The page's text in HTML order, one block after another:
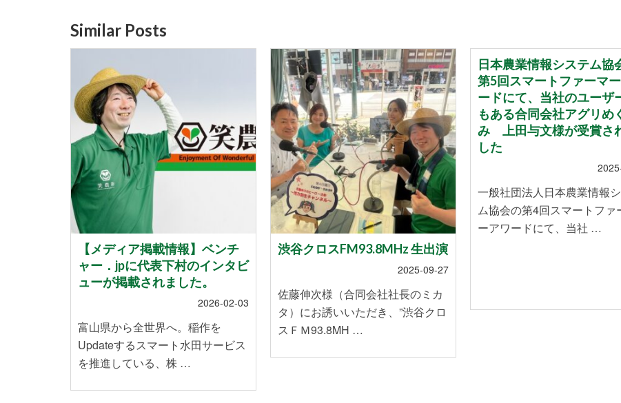
Similar Posts
【メディア掲載情報】ベンチ
ャー．jpに代表下村のインタビ
ューが掲載されました。
2026-02-03
富山県から全世界へ。稲作を
Updateするスマート水田サービス
を推進している、株 …
渋谷クロスFM93.8MHz 生出演
2025-09-27
佐藤伸次様（合同会社社長のミカ
タ）にお誘いいただき、”渋谷クロ
スＦＭ93.8MH …
日本農業情報システム協
第5回スマートファーマ
ードにて、当社のユーザ
もある合同会社アグリめ
み 上田与文様が受賞さ
した
一般社団法人日本農業情報
ム協会の第4回スマートファ
ーアワードにて、当社 …